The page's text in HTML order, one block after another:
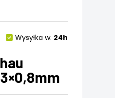
Wysyłka w: 24h